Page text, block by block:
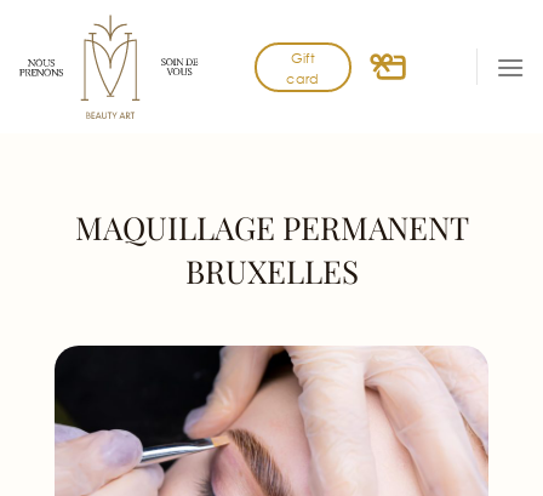
content
Gift
card
MAQUILLAGE PERMANENT
BRUXELLES